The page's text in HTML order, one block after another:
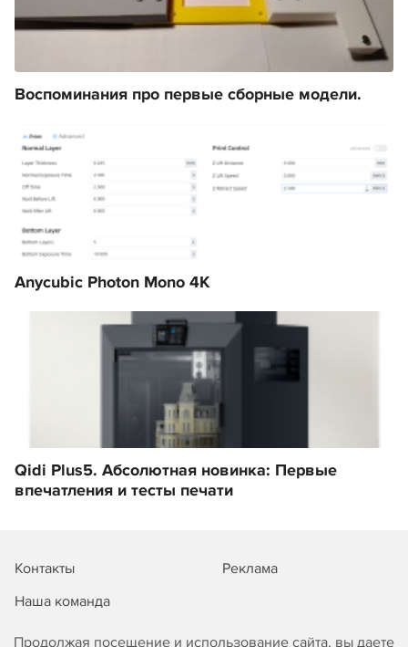
Продолжая посещение и использование сайта, вы даете
Воспоминания про первые сборные модели.
Anycubic Photon Mono 4K
Qidi Plus5. Абсолютная новинка: Первые
впечатления и тесты печати
Контакты
Реклама
Наша команда